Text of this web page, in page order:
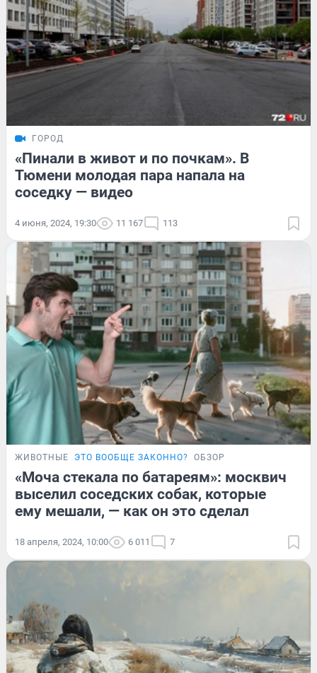
ГОРОД
«Пинали в живот и по почкам». В
Тюмени молодая пара напала на
соседку — видео
4 июня, 2024, 19:30 11 167 113
ЖИВОТНЫЕ ЭТО ВООБЩЕ ЗАКОННО? ОБЗОР
«Моча стекала по батареям»: москвич
выселил соседских собак, которые
ему мешали, — как он это сделал
18 апреля, 2024, 10:00 6 011 7